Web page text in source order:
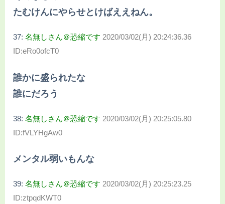
たむけんにやらせとけばええねん。
37: 名無しさん＠恐縮です 2020/03/02(月) 20:24:36.36
ID:eRo0ofcT0
誰かに盛られたな
誰にだろう
38: 名無しさん＠恐縮です 2020/03/02(月) 20:25:05.80
ID:fVLYHgAw0
メンタル弱いもんな
39: 名無しさん＠恐縮です 2020/03/02(月) 20:25:23.25
ID:ztpqdKWT0